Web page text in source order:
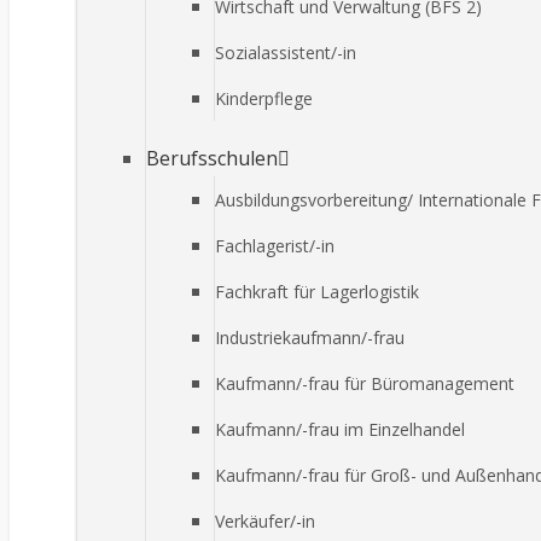
Wirtschaft und Verwaltung (BFS 2)
Sozialassistent/-in
Kinderpflege
Berufsschulen
Ausbildungsvorbereitung/ Internationale
Fachlagerist/-in
Fachkraft für Lagerlogistik
Industriekaufmann/-frau
Kaufmann/-frau für Büromanagement
Kaufmann/-frau im Einzelhandel
Kaufmann/-frau für Groß- und
Verkäufer/-in